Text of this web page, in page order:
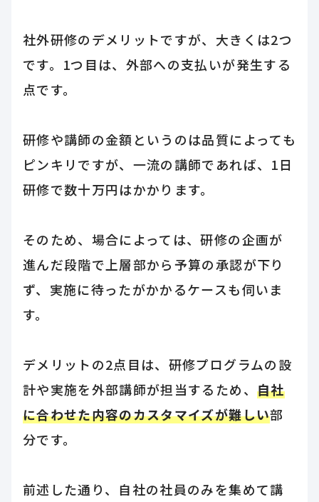
社外研修のデメリットですが、大きくは2つ
です。1つ目は、外部への支払いが発生する
点です。
研修や講師の金額というのは品質によっても
ピンキリですが、一流の講師であれば、1日
研修で数十万円はかかります。
そのため、場合によっては、研修の企画が
進んだ段階で上層部から予算の承認が下り
ず、実施に待ったがかかるケースも伺いま
す。
デメリットの2点目は、研修プログラムの設
計や実施を外部講師が担当するため、 自社
に合わせた内容のカスタマイズが難しい部
分です。
前述した通り、自社の社員のみを集めて講